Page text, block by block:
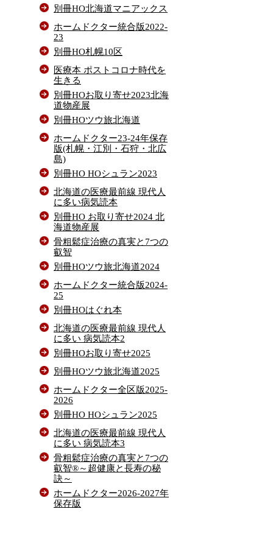
別冊HO北海道マニアックス
ホームドクター統合版2022-
23
別冊HO札幌10区
医療本 ポストコロナ時代を
生きる
別冊HOお取り寄せ2023北海
道物産展
別冊HOツウ旅北海道
ホームドクター23-24年保存
版(札幌・江別・石狩・北広
島)
別冊HO HOシュラン2023
北海道の医療最前線 現代人
に多い病気読本
別冊HO お取り寄せ2024 北
海道物産展
骨粗鬆症治療の真実と7つの
叡智
別冊HOツウ旅北海道2024
ホームドクター統合版2024-
25
別冊HOはぐれ本
北海道の医療最前線 現代人
に多い 病気読本2
別冊HOお取り寄せ2025
別冊HOツウ旅北海道2025
ホームドクター全区版2025-
2026
別冊HO HOシュラン2025
北海道の医療最前線 現代人
に多い 病気読本3
骨粗鬆症治療の真実と7つの
叡智®～超健康と長寿の秘
訣～
ホームドクター2026-2027年
保存版